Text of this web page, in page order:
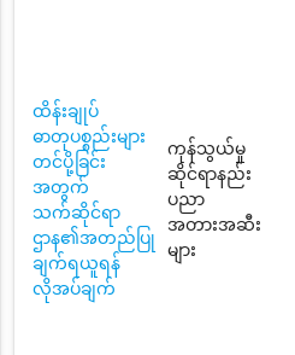
ထိန်းချုပ်
ဓာတုပစ္စည်းများ
တင်ပို့ခြင်း
အတွက်
သက်ဆိုင်ရာ
ဌာန၏အတည်ပြု
ချက်ရယူရန်
လိုအပ်ချက်
ကုန်သွယ်မှု
ဆိုင်ရာနည်း
ပညာ
အတားအဆီး
များ